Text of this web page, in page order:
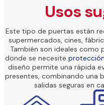
Usos
Este tipo de puertas están
supermercados, cines,
También son ideales como
donde se necesite
diseño permite una rápida
presentes, combinando una
salidas seguras en